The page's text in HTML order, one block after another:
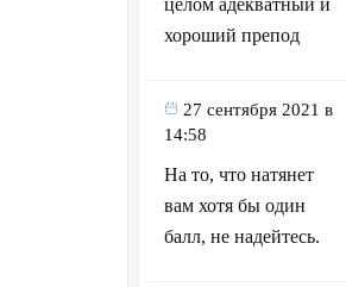
целом адекватный и
хороший препод
27 сентября 2021 в
14:58
На то, что натянет
вам хотя бы один
балл, не надейтесь.